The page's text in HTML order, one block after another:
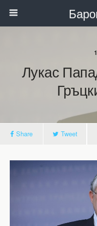
Лукас
Share Tweet